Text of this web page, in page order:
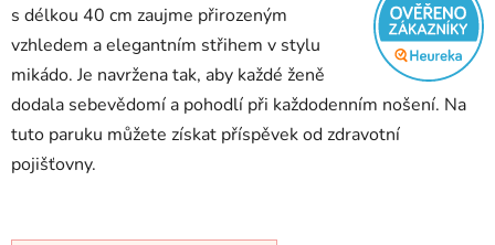
s délkou 40 cm zaujme přirozeným
vzhledem a elegantním střihem v stylu
mikádo. Je navržena tak, aby každé ženě
dodala sebevědomí a pohodlí při každodenním nošení. Na
tuto paruku můžete získat příspěvek od zdravotní
pojišťovny.